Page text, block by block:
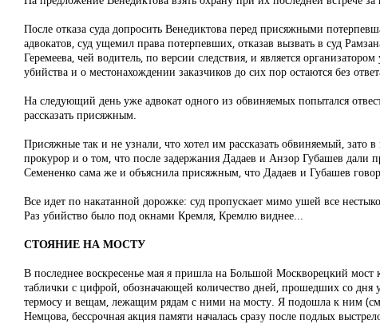
После отказа суда допросить Венедиктова перед присяжными
адвокатов, суд ущемил права потерпевших, отказав вызвать в суд
Геремеева, чей водитель, по версии следствия, и является
убийства и о местонахождении заказчиков до сих пор остаются без
На следующий день уже адвокат одного из обвиняемых попытался
рассказать присяжным.
Присяжные так и не узнали, что хотел им рассказать обвиняемый,
прокурор и о том, что после задержания Дадаев и Анзор Губашев дали
Семененко сама же и объяснила присяжным, что Дадаев и Губашев
Все идет по накатанной дорожке: суд пропускает мимо ушей все
Раз убийство было под окнами Кремля, Кремлю виднее...
СТОЯНИЕ НА МОСТУ
В последнее воскресенье мая я пришла на Большой Москворецкий
таблички с цифрой, обозначающей количество дней, прошедших со дня
термосу и вещам, лежащим рядам с ними на мосту. Я подошла к ним (см.
Немцова, бессрочная акция памяти началась сразу после подлых